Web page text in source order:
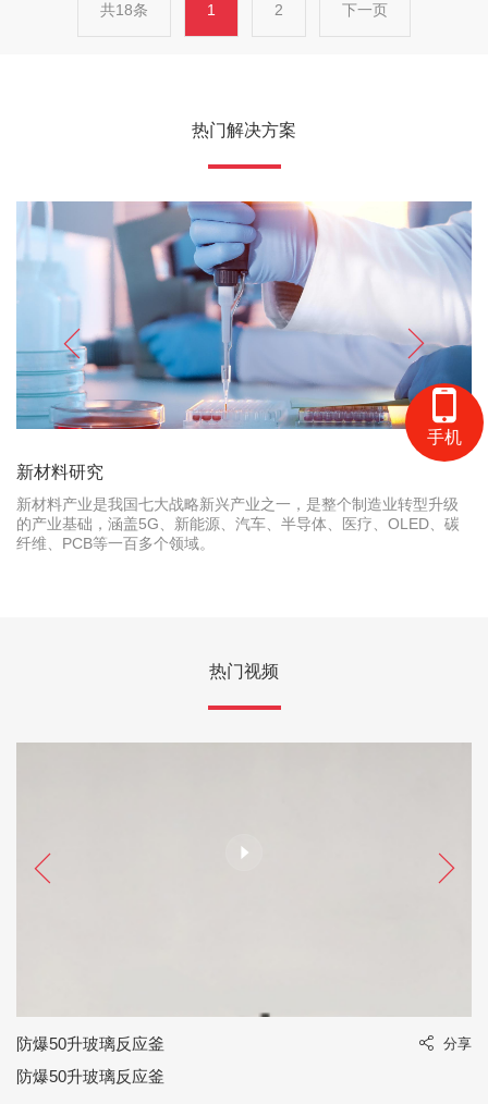
共18条 1 2 下一页
热门解决方案
新材料研究
新材料产业是我国七大战略新兴产业之一，是整个制造业转型升级
的产业基础，涵盖5G、新能源、汽车、半导体、医疗、OLED、碳
纤维、PCB等一百多个领域。
热门视频
防爆50升玻璃反应釜
防爆50升玻璃反应釜
分享
手机